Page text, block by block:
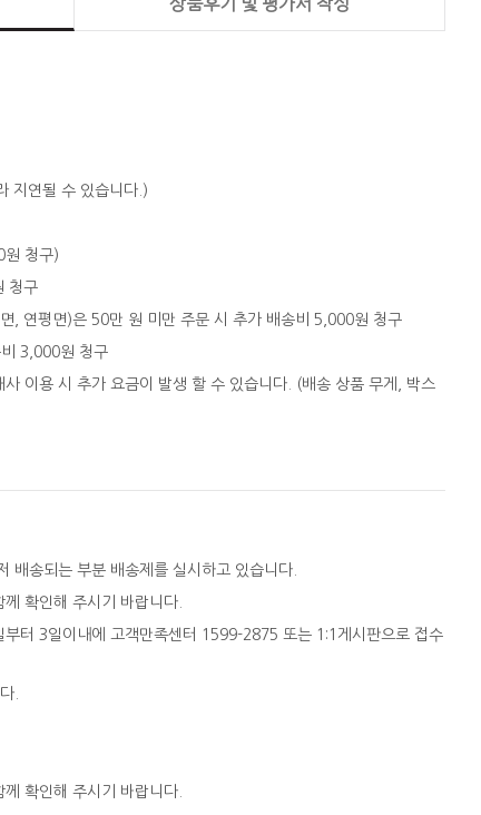
지연될 수 있습니다.)
원 청구)
청구
, 연평면)은 50만 원 미만 주문 시 추가 배송비 5,000원 청구
3,000원 청구
이용 시 추가 요금이 발생 할 수 있습니다. (배송 상품 무게, 박스
배송되는 부분 배송제를 실시하고 있습니다.
확인해 주시기 바랍니다.
터 3일이내에 고객만족센터 1599-2875 또는 1:1게시판으로 접수
.
확인해 주시기 바랍니다.